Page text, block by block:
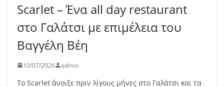
Scarlet – Ένα all day restaurant
στο Γαλάτσι με επιμέλεια του
Βαγγέλη Βέη
10/07/2026 admin
Το Scarlet άνοιξε πριν λίγους μήνες στο Γαλάτσι και τα